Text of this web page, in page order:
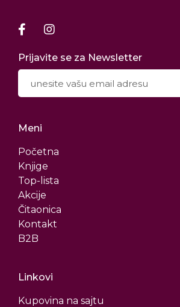
Prijavite se za Newsletter
Meni
Početna
Knjige
Top-lista
Akcije
Čitaonica
Kontakt
B2B
Linkovi
Kupovina na sajtu